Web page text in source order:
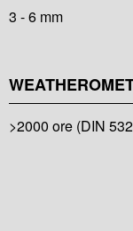
3 - 6 mm
>2000 ore (DIN